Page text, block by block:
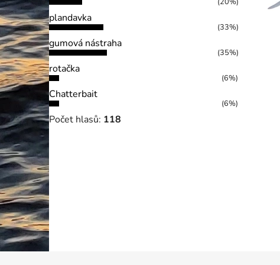
plandavka
(33%)
gumová nástraha
(35%)
rotačka
(6%)
Chatterbait
(6%)
Počet hlasů: 118